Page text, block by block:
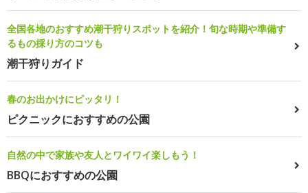
全国各地のおすすめ潮干狩りスポットを紹介！旬な時期や準備す
るもの採り方のコツも
潮干狩りガイド
春のお出かけにピッタリ！
ピクニックにおすすめの公園
自然の中で家族や友人とワイワイ楽しもう！
BBQにおすすめの公園